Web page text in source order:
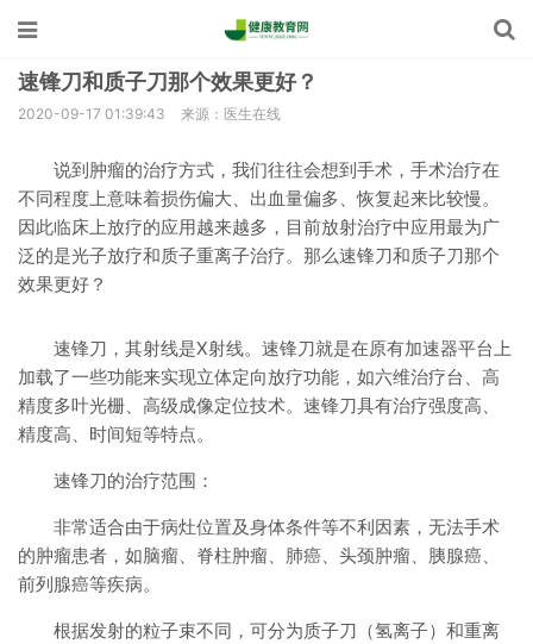
速锋刀和质子刀那个效果更好？
2020-09-17 01:39:43 来源：医生在线
说到肿瘤的治疗方式，我们往往会想到手术，手术治疗在
不同程度上意味着损伤偏大、出血量偏多、恢复起来比较慢。
因此临床上放疗的应用越来越多，目前放射治疗中应用最为广
泛的是光子放疗和质子重离子治疗。那么速锋刀和质子刀那个
效果更好？
速锋刀，其射线是X射线。速锋刀就是在原有加速器平台上
加载了一些功能来实现立体定向放疗功能，如六维治疗台、高
精度多叶光栅、高级成像定位技术。速锋刀具有治疗强度高、
精度高、时间短等特点。
速锋刀的治疗范围：
非常适合由于病灶位置及身体条件等不利因素，无法手术
的肿瘤患者，如脑瘤、脊柱肿瘤、肺癌、头颈肿瘤、胰腺癌、
前列腺癌等疾病。
根据发射的粒子束不同，可分为质子刀（氢离子）和重离